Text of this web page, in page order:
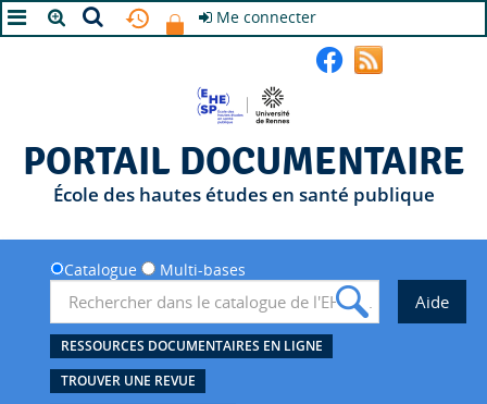
Me connecter
PORTAIL DOCUMENTAIRE
École des hautes études en santé publique
Catalogue Multi-bases
RESSOURCES DOCUMENTAIRES EN LIGNE
TROUVER UNE REVUE